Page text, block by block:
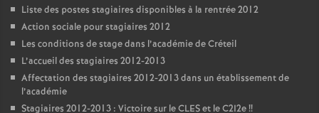
Liste des postes stagiaires disponibles à la rentrée 2012
Action sociale pour stagiaires 2012
Les conditions de stage dans l’académie de Créteil
L’accueil des stagiaires 2012-2013
Affectation des stagiaires 2012-2013 dans un établissement de
l’académie
Stagiaires 2012-2013 : Victoire sur leCLESet le C2I2e!!